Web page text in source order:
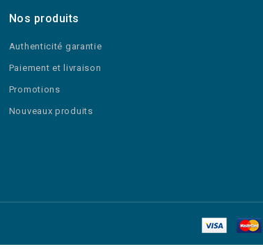
Nos produits
Authenticité garantie
Paiement et livraison
Promotions
Nouveaux produits